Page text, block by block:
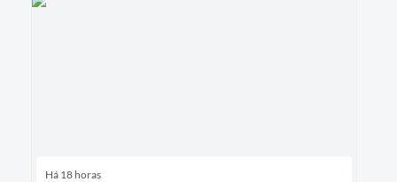
Há 18 horas